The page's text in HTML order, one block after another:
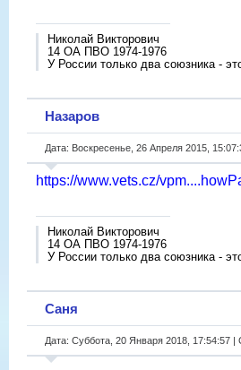
Николай Викторович
14 ОА ПВО 1974-1976
У России только два союзника -
Назаров
Дата: Воскресенье, 26 Апреля 2015,
https://www.vets.cz/
Николай Викторович
14 ОА ПВО 1974-1976
У России только два союзника -
Саня
Дата: Суббота, 20 Января 2018, 17:54:57